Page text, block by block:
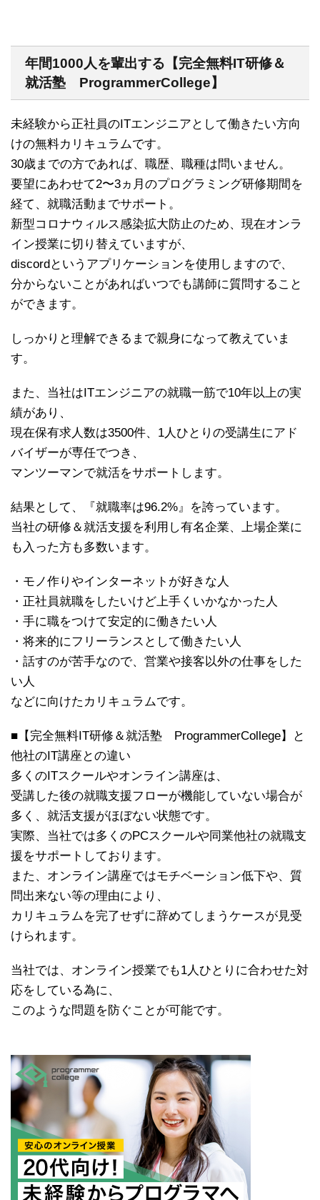
年間1000人を輩出する【完全無料IT研修＆
就活塾 ProgrammerCollege】
未経験から正社員のITエンジニアとして働きたい方向
けの無料カリキュラムです。
30歳までの方であれば、職歴、職種は問いません。
要望にあわせて2〜3ヵ月のプログラミング研修期間を
経て、就職活動までサポート。
新型コロナウィルス感染拡大防止のため、現在オンラ
イン授業に切り替えていますが、
discordというアプリケーションを使用しますので、
分からないことがあればいつでも講師に質問すること
ができます。
しっかりと理解できるまで親身になって教えていま
す。
また、当社はITエンジニアの就職一筋で10年以上の実
績があり、
現在保有求人数は3500件、1人ひとりの受講生にアド
バイザーが専任でつき、
マンツーマンで就活をサポートします。
結果として、『就職率は96.2%』を誇っています。
当社の研修＆就活支援を利用し有名企業、上場企業に
も入った方も多数います。
・モノ作りやインターネットが好きな人
・正社員就職をしたいけど上手くいかなかった人
・手に職をつけて安定的に働きたい人
・将来的にフリーランスとして働きたい人
・話すのが苦手なので、営業や接客以外の仕事をした
い人
などに向けたカリキュラムです。
■【完全無料IT研修＆就活塾 ProgrammerCollege】と
他社のIT講座との違い
多くのITスクールやオンライン講座は、
受講した後の就職支援フローが機能していない場合が
多く、就活支援がほぼない状態です。
実際、当社では多くのPCスクールや同業他社の就職支
援をサポートしております。
また、オンライン講座ではモチベーション低下や、質
問出来ない等の理由により、
カリキュラムを完了せずに辞めてしまうケースが見受
けられます。
当社では、オンライン授業でも1人ひとりに合わせた対
応をしている為に、
このような問題を防ぐことが可能です。